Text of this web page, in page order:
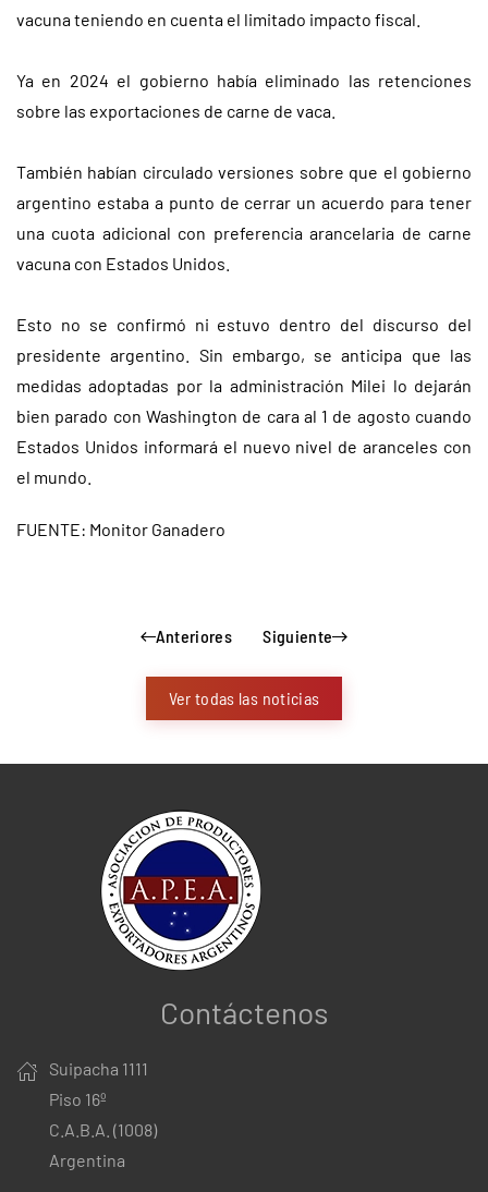
vacuna teniendo en cuenta el limitado impacto fiscal.
Ya en 2024 el gobierno había eliminado las retenciones
sobre las exportaciones de carne de vaca.
También habían circulado versiones sobre que el gobierno
argentino estaba a punto de cerrar un acuerdo para tener
una cuota adicional con preferencia arancelaria de carne
vacuna con Estados Unidos.
Esto no se confirmó ni estuvo dentro del discurso del
presidente argentino. Sin embargo, se anticipa que las
medidas adoptadas por la administración Milei lo dejarán
bien parado con Washington de cara al 1 de agosto cuando
Estados Unidos informará el nuevo nivel de aranceles con
el mundo.
FUENTE: Monitor Ganadero
Anteriores Siguiente
Ver todas las noticias
Contáctenos
Suipacha 1111
Piso 16º
C.A.B.A. (1008)
Argentina